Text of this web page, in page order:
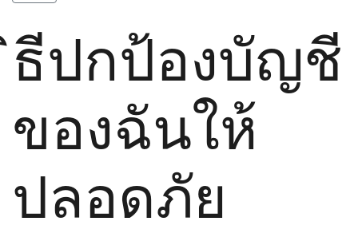
ิธีปกป้องบัญชี
ของฉันให้
ปลอดภัย